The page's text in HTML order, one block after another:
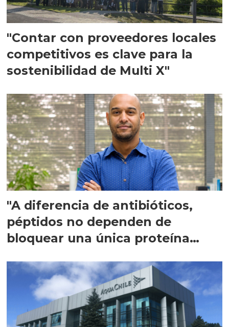
"Contar con proveedores locales
competitivos es clave para la
sostenibilidad de Multi X"
"A diferencia de antibióticos,
péptidos no dependen de
bloquear una única proteína